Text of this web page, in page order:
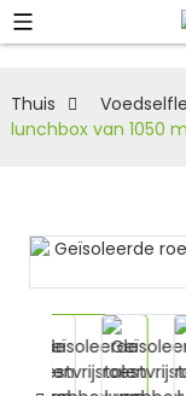
Thuis
lunchbox van 1050